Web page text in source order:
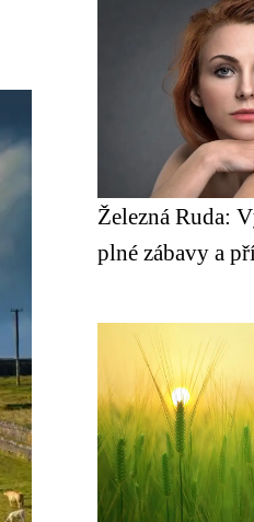
Železná Ruda:
plné zábavy a